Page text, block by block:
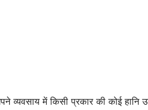
व्यवसाय में किसी प्रकार की कोई हानि